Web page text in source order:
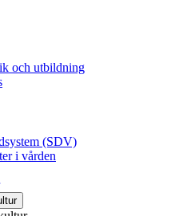
och utbildning
(SDV)
i vården